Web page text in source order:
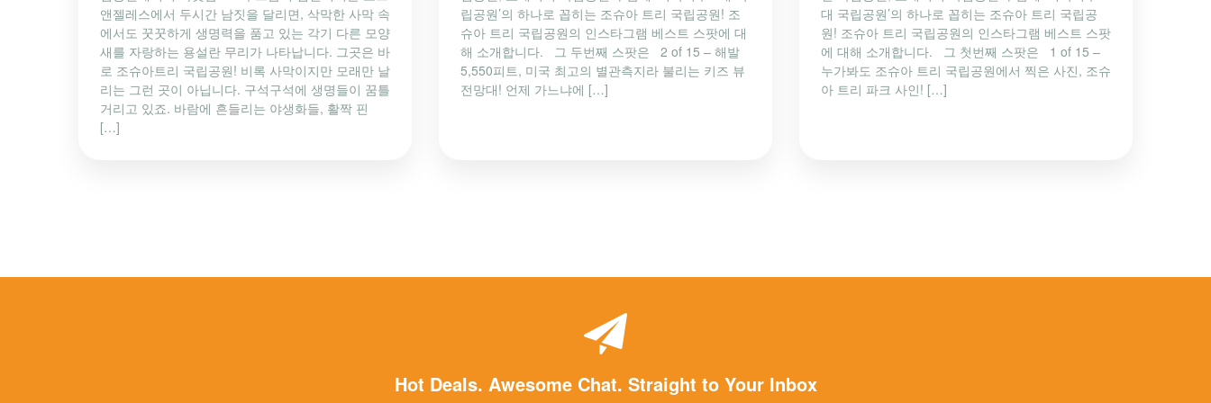
앤젤레스에서 두시간 남짓을 달리면, 삭막한 사막 속
에서도 꿋꿋하게 생명력을 품고 있는 각기 다른 모양
새를 자랑하는 용설란 무리가 나타납니다. 그곳은 바
로 조슈아트리 국립공원! 비록 사막이지만 모래만 날
리는 그런 곳이 아닙니다. 구석구석에 생명들이 꿈틀
거리고 있죠. 바람에 흔들리는 야생화들, 활짝 핀
[…]
립공원’의 하나로 꼽히는 조슈아 트리 국립공원! 조
슈아 트리 국립공원의 인스타그램 베스트 스팟에 대
해 소개합니다. 그 두번째 스팟은 2 of 15 – 해발
5,550피트, 미국 최고의 별관측지라 불리는 키즈 뷰
전망대! 언제 가느냐에 […]
대 국립공원’의 하나로 꼽히는 조슈아 트리 국립공
원! 조슈아 트리 국립공원의 인스타그램 베스트 스팟
에 대해 소개합니다. 그 첫번째 스팟은 1 of 15 –
누가봐도 조슈아 트리 국립공원에서 찍은 사진, 조슈
아 트리 파크 사인! […]
Hot Deals. Awesome Chat. Straight to Your Inbox